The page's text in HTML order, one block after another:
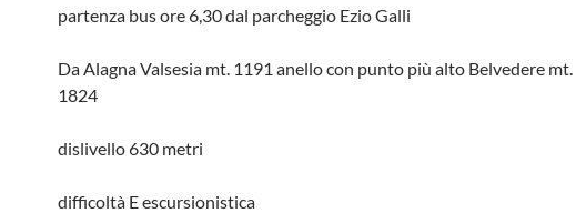
partenza bus ore 6,30 dal parcheggio Ezio Galli
Da Alagna Valsesia mt. 1191 anello con punto più alto Belvedere mt.
1824
dislivello 630 metri
difficoltà E escursionistica